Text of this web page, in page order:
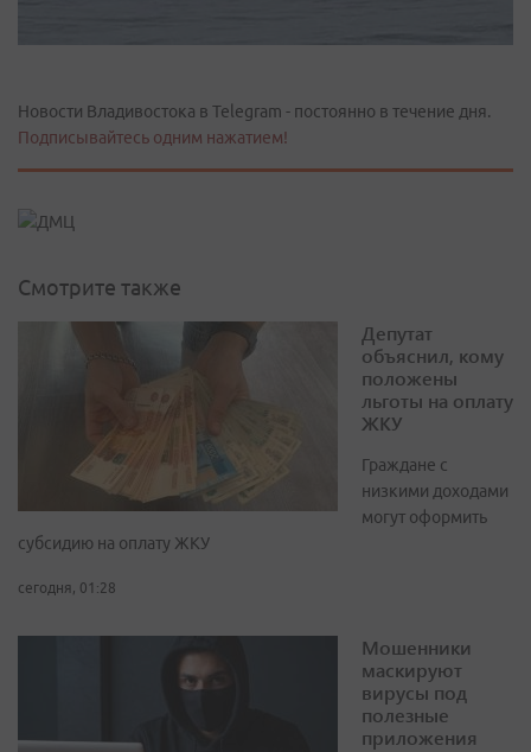
Новости Владивостока в Telegram - постоянно в течение дня.
Подписывайтесь одним нажатием!
Смотрите также
Депутат
объяснил, кому
положены
льготы на оплату
ЖКУ
Граждане с
низкими доходами
могут оформить
субсидию на оплату ЖКУ
сегодня, 01:28
Мошенники
маскируют
вирусы под
полезные
приложения